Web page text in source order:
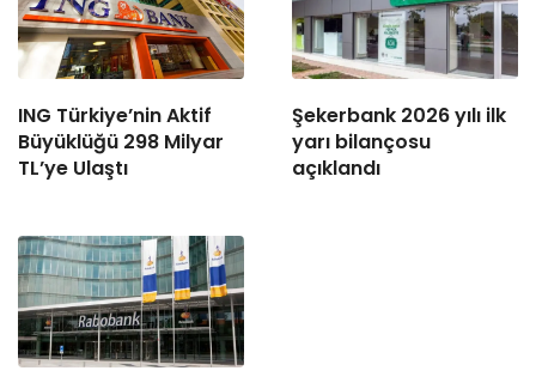
ING Türkiye’nin Aktif
Büyüklüğü 298 Milyar
TL’ye Ulaştı
Şekerbank 2026 yılı ilk
yarı bilançosu
açıklandı